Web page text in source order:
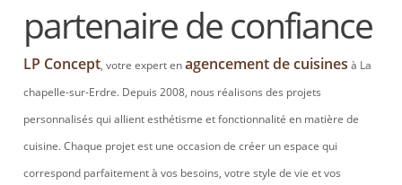
partenaire de confiance
LP Concept, votre expert enagencement de cuisines à La
chapelle-sur-Erdre. Depuis 2008, nous réalisons des projets
personnalisés qui allient esthétisme et fonctionnalité en matière de
cuisine. Chaque projet est une occasion de créer un espace qui
correspond parfaitement à vos besoins, votre style de vie et vos